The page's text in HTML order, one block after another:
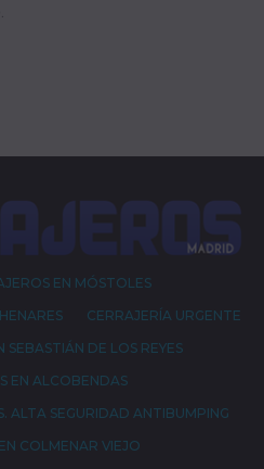
EN MÓSTOLES
CERRAJERÍA URGENTE
SEBASTIÁN DE LOS REYES
EN ALCOBENDAS
ALTA SEGURIDAD ANTIBUMPING
COLMENAR VIEJO